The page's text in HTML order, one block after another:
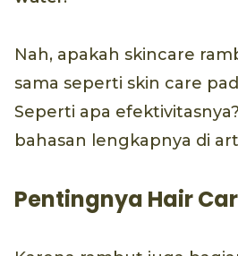
Nah, apakah skincare
sama seperti skin care
Seperti apa
bahasan lengkapnya di
Pentingnya Hair